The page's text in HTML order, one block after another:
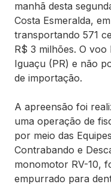
manhã desta
Costa Esmeralda,
transportando 571
R$ 3 milhões. O voo
Iguaçu (PR) e não
de importação.
A apreensão foi
uma operação de
por meio das
Contrabando e
monomotor RV-10,
empurrado para